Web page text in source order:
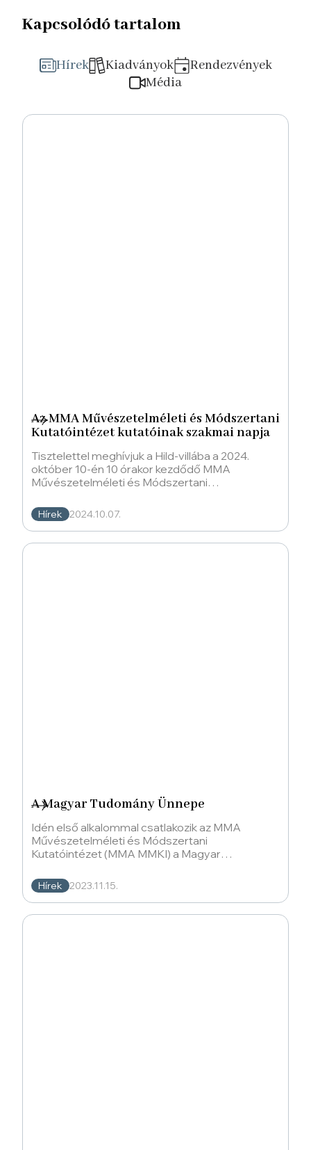
Kapcsolódó tartalom
Hírek Kiadványok
Rendezvények
Média
Az MMA Művészetelméleti és Módszertani
Kutatóintézet kutatóinak szakmai napja
Tisztelettel meghívjuk a Hild-villába a 2024.
október 10-én 10 órakor kezdődő MMA
Művészetelméleti és Módszertani
Hírek 2024.10.07.
A Magyar Tudomány Ünnepe
Idén első alkalommal csatlakozik az MMA
Művészetelméleti és Módszertani
Kutatóintézet (MMA MMKI) a Magyar
rendezvénysorozatához, amelyet
Hírek 2023.11.15.